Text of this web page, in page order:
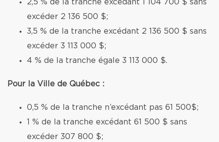
2,5 % de la tranche excédant 1 104 700 $ sans
excéder 2 136 500 $;
3,5 % de la tranche excédant 2 136 500 $ sans
excéder 3 113 000 $;
4 % de la tranche égale 3 113 000 $.
Pour la Ville de Québec :
0,5 % de la tranche n’excédant pas 61 500$;
1 % de la tranche excédant 61 500 $ sans
excéder 307 800 $;